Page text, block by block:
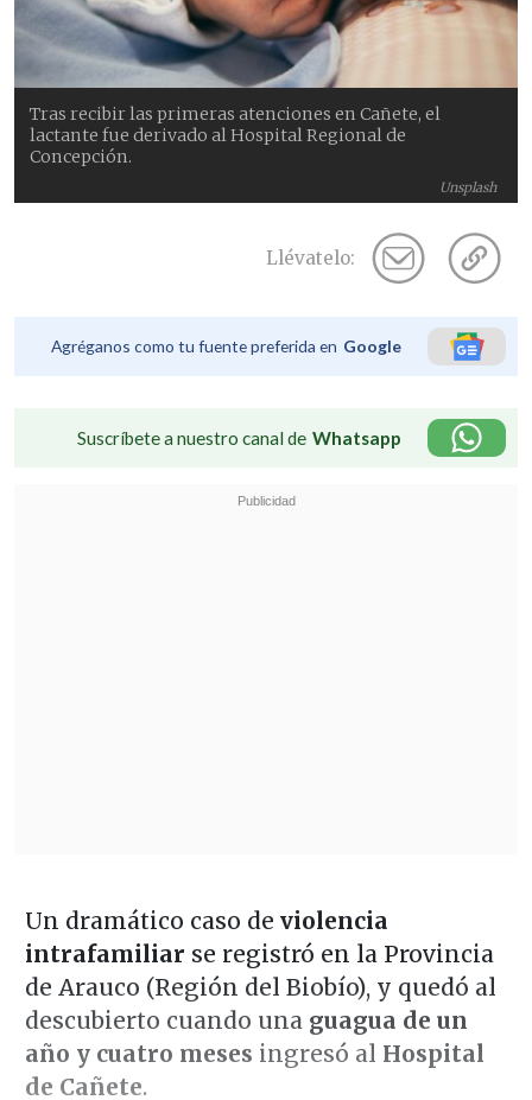
Unsplash
Tras recibir las primeras atenciones en Cañete, el
lactante fue derivado al Hospital Regional de
Concepción.
Llévatelo:
Agréganos como tu fuente preferida en Google
Suscríbete a nuestro canal de Whatsapp
Un dramático caso de violencia
intrafamiliar se registró en la Provincia
de Arauco (Región del Biobío), y quedó al
descubierto cuando una guagua de un
año y cuatro meses ingresó al Hospital
de Cañete.